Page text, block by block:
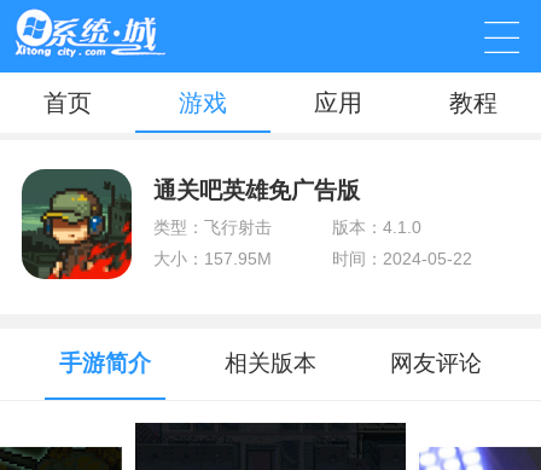
首页 游戏 应用 教程
通关吧英雄免广告版
类型：飞行射击
版本：4.1.0
大小：157.95M
时间：2024-05-22
手游简介 相关版本 网友评论